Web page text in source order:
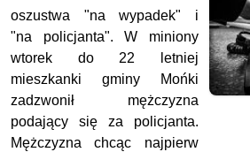
oszustwa "na wypadek" i
"na policjanta". W miniony
wtorek do 22 letniej
mieszkanki gminy Mońki
zadzwonił mężczyzna
podający się za policjanta.
Mężczyzna chcąc najpierw